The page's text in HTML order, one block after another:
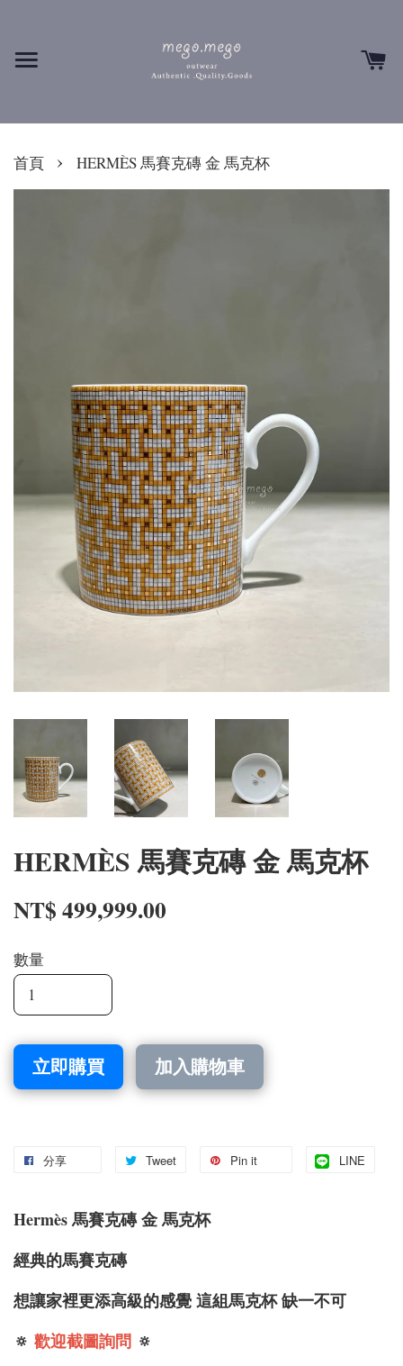
首頁 › HERMÈS 馬賽克磚 金 馬克杯
HERMÈS 馬賽克磚 金 馬克杯
NT$ 499,999.00
數量
立即購買 加入購物車
分享 Tweet Pin it LINE
Hermès 馬賽克磚 金 馬克杯
經典的馬賽克磚
想讓家裡更添高級的感覺 這組馬克杯 缺一不可
🔅 歡迎截圖詢問 🔅